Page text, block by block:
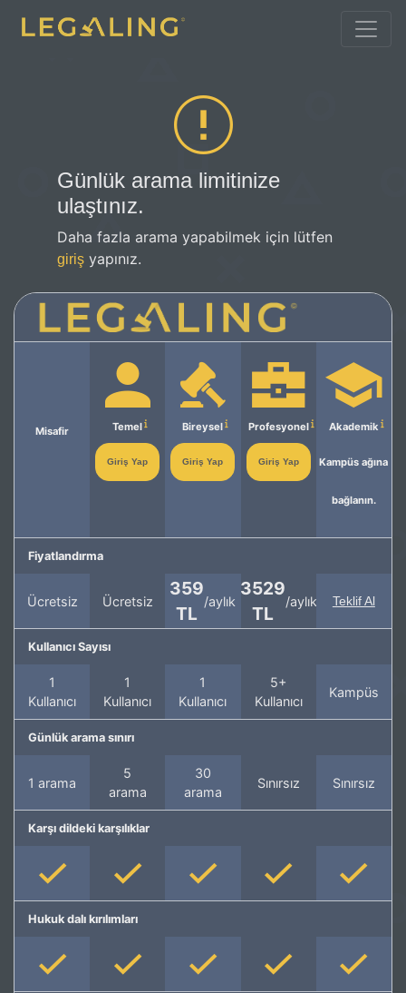
Günlük arama limitinize
ulaştınız.
Daha fazla arama yapabilmek için lütfen
giriş yapınız.
Misafir Temel
Giriş Yap
Bireysel
Giriş Yap
Profesyonel
Giriş Yap
Akademik
Kampüs ağına
bağlanın.
Fiyatlandırma
Ücretsiz Ücretsiz
359
TL
/aylık
3529
TL
/aylık Teklif Al
Kullanıcı Sayısı
1
Kullanıcı
1
Kullanıcı
1
Kullanıcı
5+
Kullanıcı
Kampüs
Günlük arama sınırı
1 arama
5
arama
30
arama
Sınırsız Sınırsız
Karşı dildeki karşılıklar
Hukuk dalı kırılımları